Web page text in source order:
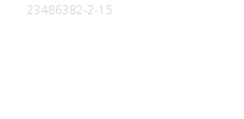
23486382-2-15